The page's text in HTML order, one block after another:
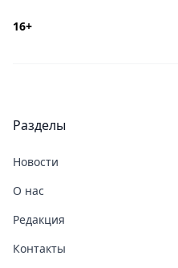
16+
Разделы
Новости
О нас
Редакция
Контакты